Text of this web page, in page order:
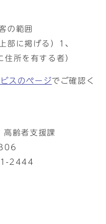
の範囲
部に掲げる）1、
所を有する者）
スのページでご確認く
齢者支援課
2444